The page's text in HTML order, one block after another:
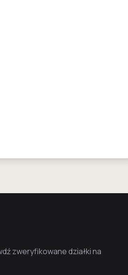
zweryfikowane działki na